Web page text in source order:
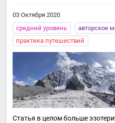
03 Октября 2020
средний уровень
авторское
практика путешествий
Статья в целом больше